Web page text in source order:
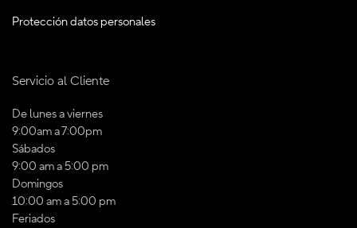
Protección datos personales
Servicio al Cliente
De lunes a viernes
9:00am a 7:00pm
Sábados
9:00 am a 5:00 pm
Domingos
10:00 am a 5:00 pm
Feriados